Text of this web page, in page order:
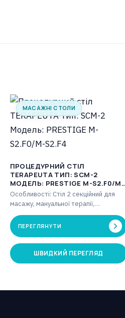
МАСАЖНІ СТОЛИ
ПРОЦЕДУРНИЙ СТІЛ
TERAPEUTA ТИП: SCM-2
МОДЕЛЬ: PRESTIGE M-S2.F0/M-
S2.F4
Особливості: Стіл 2 секційний для
масажу, мануальної терапії,
фізіотерапії. Регульована головна
частина від -70° до +40°…
ПЕРЕГЛЯНУТИ
ШВИДКИЙ ПЕРЕГЛЯД